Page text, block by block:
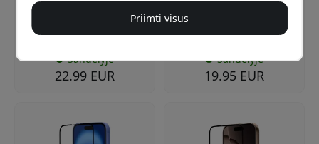
apsaugo kamerą
belaidžiu įkrovimu
Sandėlyje
22.99 EUR
Nuo pirštų atspaudų
apsauganti danga
Sandėlyje
19.95 EUR
Priimti visus